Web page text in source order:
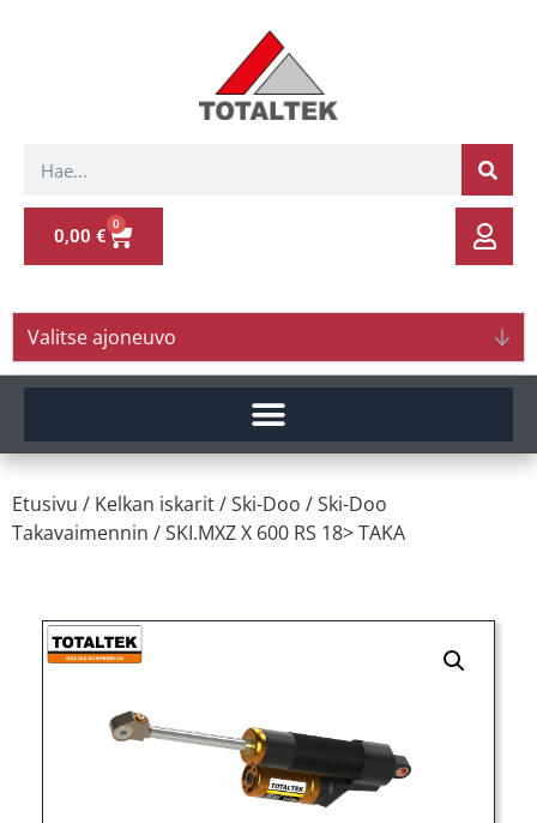
0,00 €
0
Valitse ajoneuvo
Etusivu / Kelkan iskarit/Ski-Doo /Ski-Doo
Takavaimennin / SKI.MXZ X 600 RS 18> TAKA